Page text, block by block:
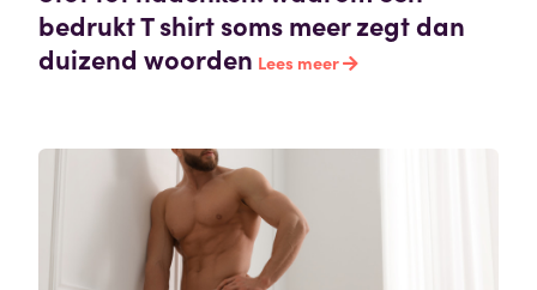
bedrukt T shirt soms meer zegt dan
duizend woorden Lees meer